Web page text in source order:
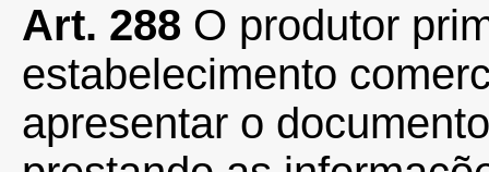
Art. 288 O produtor
estabelecimento
apresentar o